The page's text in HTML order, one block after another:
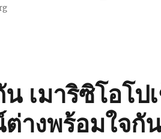
เมาริซิโอโป
างพร้อมใจกั